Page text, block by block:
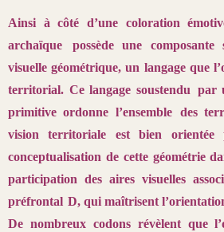
Ainsi à côté d’une coloration
archaïque
possède une
visuelle géométrique, un langage que
territorial. Ce langage soustendu par
primitive ordonne l’ensemble
des
vision territoriale est bien orientée
conceptualisation de cette géométrie
participation des aires visuelles
préfrontal D, qui maîtrisent
De nombreux codons révèlent que